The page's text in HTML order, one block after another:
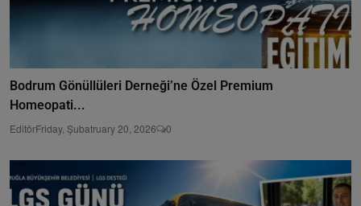
Bodrum Gönüllüleri Derneği’ne Özel Premium
Homeopati...
EditörFriday, Şubatruary 20, 2026 0